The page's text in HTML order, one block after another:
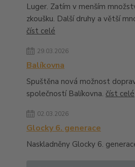
Luger. Zatím v menším
zkoušku. Další druhy a větší
číst celé
29.03.2026
Balíkovna
Spuštěna nová možnost
společností Balíkovna. číst celé
02.03.2026
Glocky 6. generace
Naskladněny Glocky 6.